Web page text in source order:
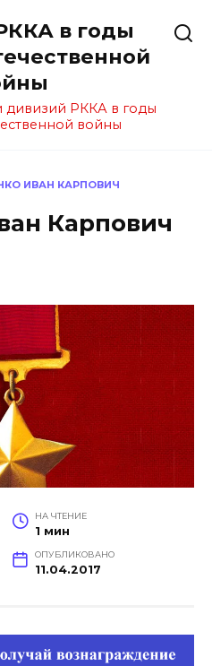
в годы
дивизий РККА в годы
войны
ИВАН КАРПОВИЧ
Карпович
НА ЧТЕНИЕ
1 мин
ОПУБЛИКОВАНО
11.04.2017